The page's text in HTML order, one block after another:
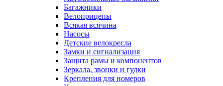
Багажники
Велоприцепы
Всякая всячина
Насосы
Детские велокресла
Замки и сигнализация
Защита рамы и компонентов
Зеркала, звонки и гудки
Крепления для номеров